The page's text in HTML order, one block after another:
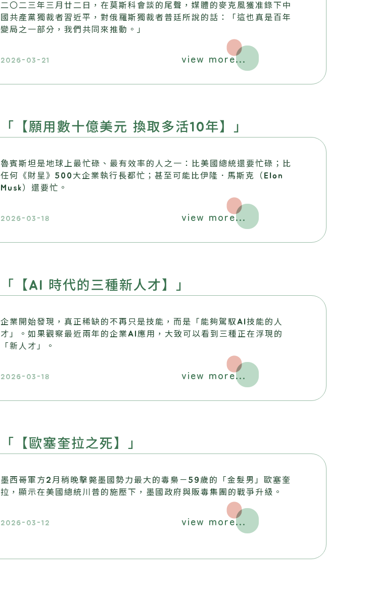
二〇二三年三月廿二日，在莫斯科會談的尾聲，媒體的麥克風獲准錄下中
國共產黨獨裁者習近平，對俄羅斯獨裁者普廷所說的話：「這也真是百年
變局之一部分，我們共同來推動。」
2026-03-21 view more...
「【願用數十億美元 換取多活10年】」
魯賓斯坦是地球上最忙碌、最有效率的人之一：比美國總統還要忙碌；比
任何《財星》500大企業執行長都忙；甚至可能比伊隆．馬斯克（Elon
Musk）還要忙。
2026-03-18 view more...
「【AI 時代的三種新人才】」
企業開始發現，真正稀缺的不再只是技能，而是「能夠駕馭AI技能的人
才」。如果觀察最近兩年的企業AI應用，大致可以看到三種正在浮現的
「新人才」。
2026-03-18 view more...
「【歐塞奎拉之死】」
墨西哥軍方2月稍晚擊斃墨國勢力最大的毒梟－59歲的「金髮男」歐塞奎
拉，顯示在美國總統川普的施壓下，墨國政府與販毒集團的戰爭升級。
2026-03-12 view more...